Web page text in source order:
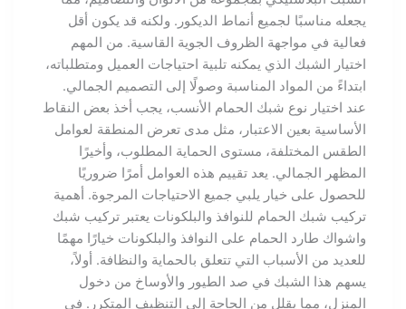
يجعله مناسبًا لجميع أنماط الديكور. ولكنه قد يكون أقل
فعالية في مواجهة الظروف الجوية القاسية. من المهم
اختيار الشبك الذي يمكنه تلبية احتياجات العميل ومتطلباته،
ابتداءً من المواد المناسبة وصولًا إلى التصميم الجمالي.
عند اختيار نوع شبك الحمام الأنسب، يجب أخذ بعض النقاط
الأساسية بعين الاعتبار، مثل مدى تعرض المنطقة لعوامل
الطقس المختلفة، مستوى الحماية المطلوب، وأخيرًا
المظهر الجمالي. يعد تقييم هذه العوامل أمرًا ضروريًا
للحصول على خيار يلبي جميع الاحتياجات المرجوة. أهمية
تركيب شبك الحمام للنوافذ والبلكونات يعتبر تركيب شبك
واشواك طارد الحمام على النوافذ والبلكونات خيارًا مهمًا
للعديد من الأسباب التي تتعلق بالحماية والنظافة. أولاً،
يسهم هذا الشبك في صد الطيور والأوساخ من دخول
المنزل، مما يقلل من الحاجة إلى التنظيف المتكرر. في